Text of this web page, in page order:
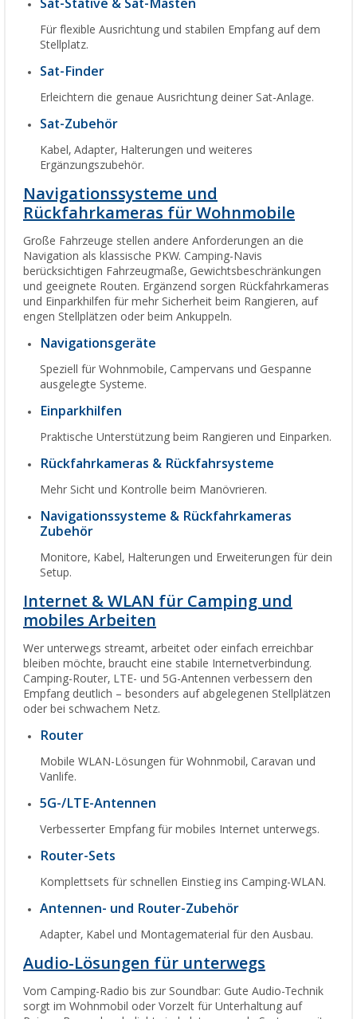
Sat-Stative & Sat-Masten
Für flexible Ausrichtung und stabilen Empfang auf dem
Stellplatz.
Sat-Finder
Erleichtern die genaue Ausrichtung deiner Sat-Anlage.
Sat-Zubehör
Kabel, Adapter, Halterungen und weiteres
Ergänzungszubehör.
Navigationssysteme und
Rückfahrkameras für Wohnmobile
Große Fahrzeuge stellen andere Anforderungen an die
Navigation als klassische PKW. Camping-Navis
berücksichtigen Fahrzeugmaße, Gewichtsbeschränkungen
und geeignete Routen. Ergänzend sorgen Rückfahrkameras
und Einparkhilfen für mehr Sicherheit beim Rangieren, auf
engen Stellplätzen oder beim Ankuppeln.
Navigationsgeräte
Speziell für Wohnmobile, Campervans und Gespanne
ausgelegte Systeme.
Einparkhilfen
Praktische Unterstützung beim Rangieren und Einparken.
Rückfahrkameras & Rückfahrsysteme
Mehr Sicht und Kontrolle beim Manövrieren.
Navigationssysteme & Rückfahrkameras
Zubehör
Monitore, Kabel, Halterungen und Erweiterungen für dein
Setup.
Internet & WLAN für Camping und
mobiles Arbeiten
Wer unterwegs streamt, arbeitet oder einfach erreichbar
bleiben möchte, braucht eine stabile Internetverbindung.
Camping-Router, LTE- und 5G-Antennen verbessern den
Empfang deutlich – besonders auf abgelegenen Stellplätzen
oder bei schwachem Netz.
Router
Mobile WLAN-Lösungen für Wohnmobil, Caravan und
Vanlife.
5G-/LTE-Antennen
Verbesserter Empfang für mobiles Internet unterwegs.
Router-Sets
Komplettsets für schnellen Einstieg ins Camping-WLAN.
Antennen- und Router-Zubehör
Adapter, Kabel und Montagematerial für den Ausbau.
Audio-Lösungen für unterwegs
Vom Camping-Radio bis zur Soundbar: Gute Audio-Technik
sorgt im Wohnmobil oder Vorzelt für Unterhaltung auf